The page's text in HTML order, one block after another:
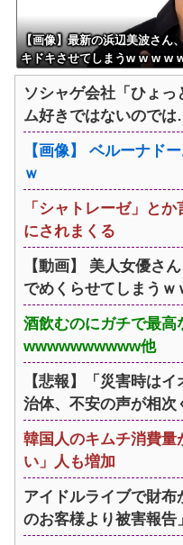
【画像】最新の浜辺美波さん
キドキさせてしまうw w w w
ソシャゲ会社「ひょ
ム好きではないのでは
【画像】 ベルーナド
ｗ
「シャトレーゼ」と
にされまくる
【動画】 美人女優さ
でめくらせてしまうｗ
酒飲むのにガチで最高
wwwwwwwwww他
【悲報】「災害時は
治体、不安の声が相次
韓国人のキムチ消費量
い」人も増加
アイドルライブで財
のお客様より被害報告